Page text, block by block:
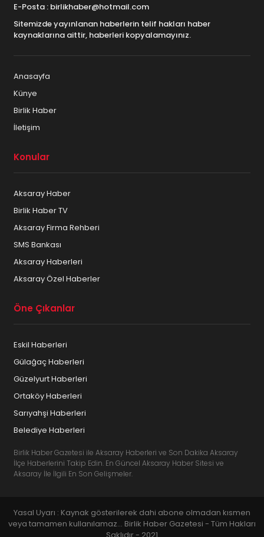
E-Posta : birlikhaber@hotmail.com
Sitemizde yayınlanan haberlerin telif hakları haber
kaynaklarına aittir, haberleri kopyalamayınız.
Anasayfa
Künye
Birlik Haber
İletişim
Konular
Aksaray Haber
Birlik Haber TV
Aksaray Firma Rehberi
SMS Bankası
Aksaray Haberleri
Aksaray Özel Haberler
Öne Çıkanlar
Eskil Haberleri
Gülağaç Haberleri
Güzelyurt Haberleri
Ortaköy Haberleri
Sarıyahşi Haberleri
Belediye Haberleri
Birlik Haber Gazetesi ile Aksaray Haberleri ve Son Dakika Aksaray
İlçe Haberlerini Takip Edin. En Güncel Aksaray Haber Sitesi ve
Aksaray İle İlgili En Son Gelişmeler.
Yasal Uyarı : Kaynak gösterilerek dahi abone olmadan kısmen
veya tamamen kullanılamaz... Birlik Haber Gazetesi - Tüm Hakları